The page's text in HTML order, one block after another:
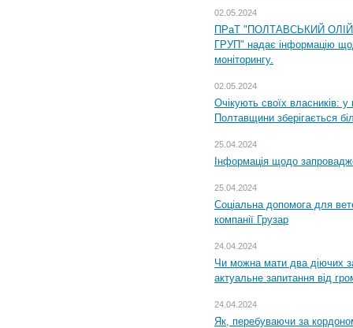
02.05.2024
ПРаТ "ПОЛТАВСЬКИЙ
ГРУП" надає інформацію
моніторингу.
02.05.2024
Очікують своїх власників: у
Полтавщини зберігається
25.04.2024
Інформація щодо
25.04.2024
Соціальна допомога для
компанії Грузар
24.04.2024
Чи можна мати два діючих
актуальне запитання від
24.04.2024
Як, перебуваючи за